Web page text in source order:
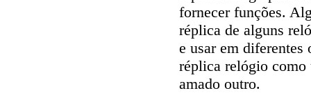
fornecer funções.
réplica de alguns
e usar em diferentes
réplica relógio como
amado outro.